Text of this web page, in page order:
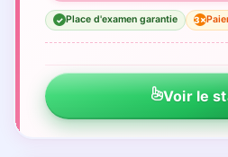
✓ Place d'examen garantie 3×
Voir le